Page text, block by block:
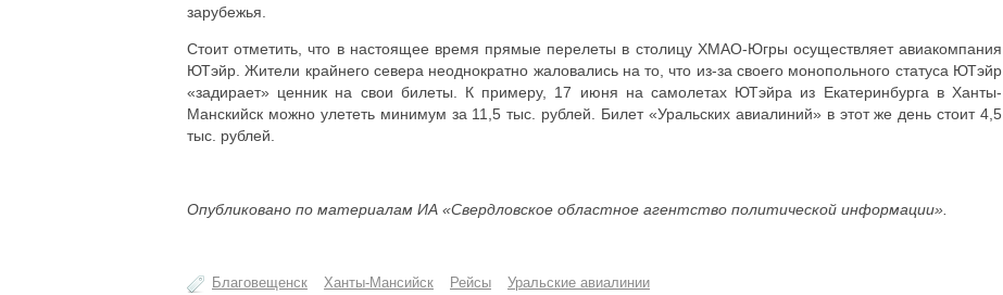
зарубежья.
Стоит отметить, что в настоящее время прямые перелеты в столицу ХМАО-Югры осуществляет авиакомпания
ЮТэйр. Жители крайнего севера неоднократно жаловались на то, что из-за своего монопольного статуса ЮТэйр
«задирает» ценник на свои билеты. К примеру, 17 июня на самолетах ЮТэйра из Екатеринбурга в Ханты-
Манскийск можно улететь минимум за 11,5 тыс. рублей. Билет «Уральских авиалиний» в этот же день стоит 4,5
тыс. рублей.
Опубликовано по материалам ИА «Свердловское областное агентство политической информации».
Благовещенск Ханты-Мансийск Рейсы Уральские авиалинии